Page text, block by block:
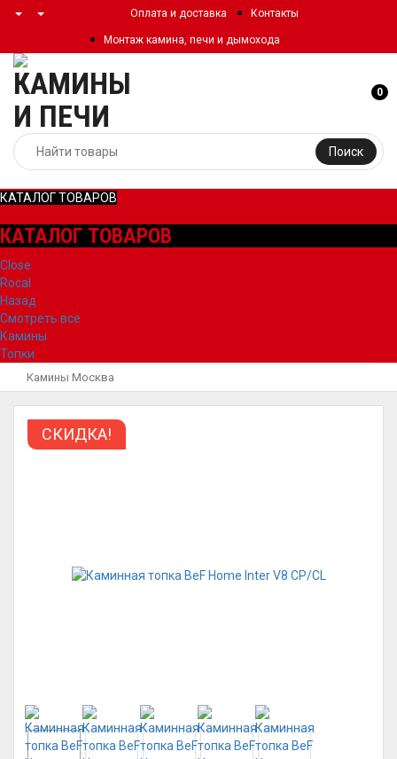
Оплата и доставка Контакты
Монтаж камина, печи и дымохода
Поиск
0
КАТАЛОГ ТОВАРОВ
КАТАЛОГ ТОВАРОВ
Close
Rocal
Назад
Смотреть все
Камины
Топки
Камины Москва
СКИДКА!